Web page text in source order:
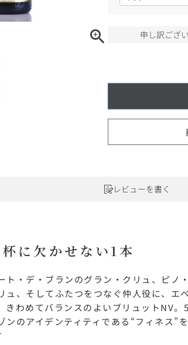
ブルゴーニュ
カリフォルニア
その他国
80,000円〜99,999円
LINE
申し訳ござ
レビューを書く
に欠かせない1本
ト・デ・ブランのグラン・クリュ、ピノ
ュ、そしてふたつをつなぐ仲人役に、エ
きわめてバランスのよいブリュットNV
ンのアイデンティティである“フィネス”